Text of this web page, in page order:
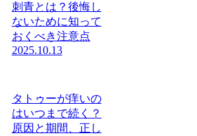
刺青とは？後悔し
ないために知って
おくべき注意点
2025.10.13
タトゥーが痒いの
はいつまで続く？
原因と期間、正し